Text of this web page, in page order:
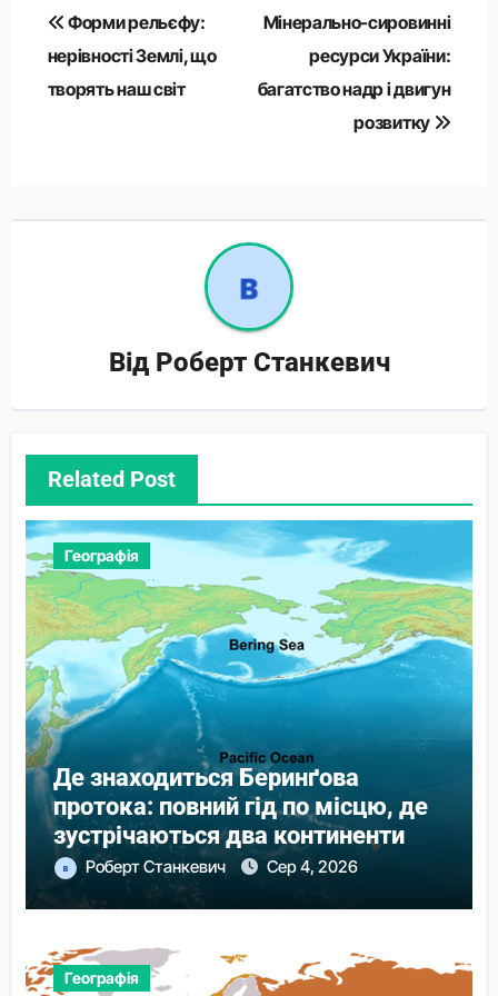
Навігація
записів
Форми рельєфу:
нерівності Землі, що
творять наш світ
Мінерально-сировинні
ресурси України:
багатство надр і двигун
розвитку
Від Роберт Станкевич
Related Post
Географія
Де знаходиться Беринґова
протока: повний гід по місцю, де
зустрічаються два континенти
Роберт Станкевич Сер 4, 2026
Географія